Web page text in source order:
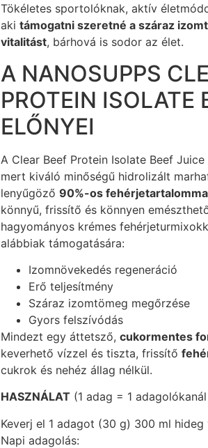
Tökéletes sportolóknak, aktív
aki támogatni szeretné a száraz
vitalitást, bárhová is sodor az élet.
A NANOSUPPS
PROTEIN ISOLATE
ELŐNYEI
A Clear Beef Protein Isolate Beef
mert kiváló minőségű hidrolizált
lenyűgöző 90%-os
könnyű, frissítő és könnyen
hagyományos krémes
alábbiak támogatására:
Izomnövekedés regeneráció
Erő teljesítmény
Száraz izomtömeg megőrzése
Gyors felszívódás
Mindezt egy áttetsző, cukormentes
keverhető vízzel és tiszta, frissítő
cukrok és nehéz állag nélkül.
HASZNÁLAT (1 adag = 1
Keverj el 1 adagot (30 g) 300 ml hideg
Napi adagolás: